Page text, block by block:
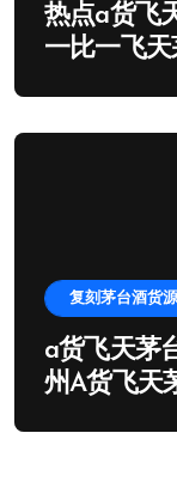
热点a货飞
一比一飞
复刻茅台酒货源
a货飞天茅
州A货飞天